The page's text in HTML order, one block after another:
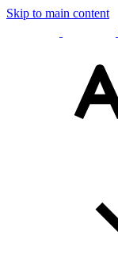
Skip to main content